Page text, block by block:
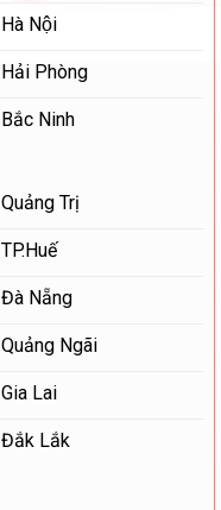
Hà Nội
Hải Phòng
Bắc Ninh
Quảng Trị
TP.Huế
Đà Nẵng
Quảng Ngãi
Gia Lai
Đắk Lắk